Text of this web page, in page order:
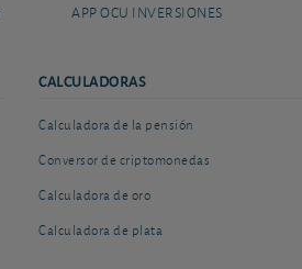
APP OCU INVERSIONES
CALCULADORAS
Calculadora de la pensión
Conversor de criptomonedas
Calculadora de oro
Calculadora de plata